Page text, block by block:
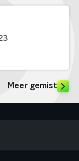
Meer gemist